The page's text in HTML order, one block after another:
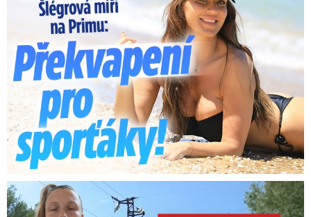
Smrtelný pád chlapce: Matka vydala vyjádření na 16 stran